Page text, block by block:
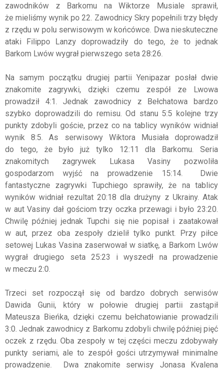
zawodników z Barkomu na Wiktorze Musiale sprawił,
że mieliśmy wynik po 22. Zawodnicy Skry popełnili trzy błędy
z rzędu w polu serwisowym w końcówce. Dwa nieskuteczne
ataki Filippo Lanzy doprowadziły do tego, że to jednak
Barkom Lwów wygrał pierwszego seta 28:26.
Na samym początku drugiej partii Yenipazar posłał dwie
znakomite zagrywki, dzięki czemu zespół ze Lwowa
prowadził 4:1. Jednak zawodnicy z Bełchatowa bardzo
szybko doprowadzili do remisu. Od stanu 5:5 kolejne trzy
punkty zdobyli goście, przez co na tablicy wyników widniał
wynik 8:5. As serwisowy Wiktora Musiała doprowadził
do tego, że było już tylko 12:11 dla Barkomu. Seria
znakomitych zagrywek Lukasa Vasiny pozwoliła
gospodarzom wyjść na prowadzenie 15:14. Dwie
fantastyczne zagrywki Tupchiego sprawiły, że na tablicy
wyników widniał rezultat 20:18 dla drużyny z Ukrainy. Atak
w aut Vasiny dał gościom trzy oczka przewagi i było 23:20.
Chwilę później jednak Tupchi się nie popisał i zaatakował
w aut, przez oba zespoły dzielił tylko punkt. Przy piłce
setowej Lukas Vasina zaserwował w siatkę, a Barkom Lwów
wygrał drugiego seta 25:23 i wyszedł na prowadzenie
w meczu 2:0.
Trzeci set rozpoczął się od bardzo dobrych serwisów
Dawida Gunii, który w połowie drugiej partii zastąpił
Mateusza Bieńka, dzięki czemu bełchatowianie prowadzili
3:0. Jednak zawodnicy z Barkomu zdobyli chwilę później pięć
oczek z rzędu. Oba zespoły w tej części meczu zdobywały
punkty seriami, ale to zespół gości utrzymywał minimalne
prowadzenie. Dwa znakomite serwisy Jonasa Kvalena